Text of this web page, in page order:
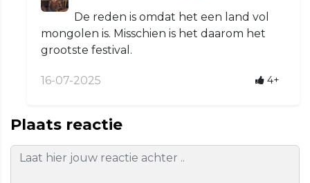
De reden is omdat het een land vol
mongolen is. Misschien is het daarom het
grootste festival.
16-07-2025 4+
Plaats reactie